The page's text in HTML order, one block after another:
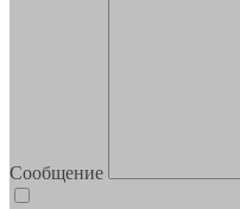
Сообщение